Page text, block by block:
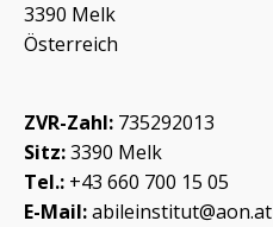
3390 Melk
Österreich
ZVR-Zahl: 735292013
Sitz:3390 Melk
Tel.: +43 660 700 15 05
E-Mail:abileinstitut@aon.at